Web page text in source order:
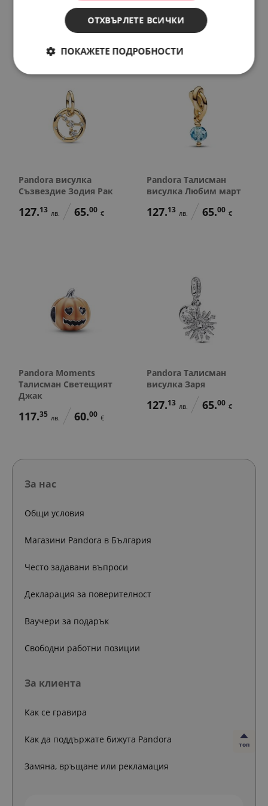
88.01 лв.
45.
115.39 лв. 59.
Pandora висулка
Съзвездие Зодия Рак
127.13 лв. 65.00 €
Pandora Талисман
висулка Любим март
127.13 лв. 65.00 €
Pandora Moments
Талисман Светещият
Джак
117.35 лв. 60.00 €
Pandora Талисман
висулка Заря
127.13 лв. 65.00 €
топ
За нас
Общи условия
Магазини Pandora в България
Често задавани въпроси
Декларация за поверителност
Ваучери за подарък
Свободни работни позиции
За клиента
Как се гравира
Как да поддържате бижута Pandora
Замяна, връщане или рекламация
ОТХВЪРЛЕТЕ ВСИЧКИ
ПОКАЖЕТЕ ПОДРОБНОСТИ